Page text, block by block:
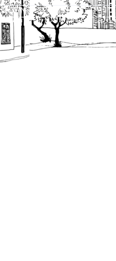
תל-אביב-יפו. האתר
הקבוע בהוראות הדין